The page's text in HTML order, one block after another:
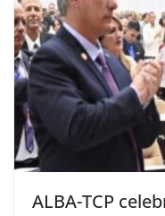
ALBA-TCP